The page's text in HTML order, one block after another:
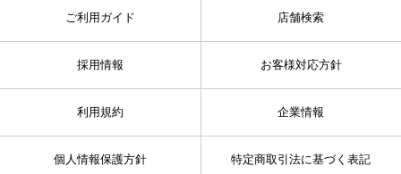
ご利用ガイド 店舗検索
採用情報 お客様対応方針
利用規約 企業情報
個人情報保護方針 特定商取引法に基づく表記